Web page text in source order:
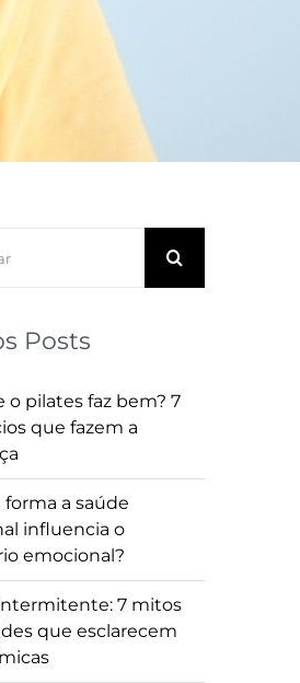
Posts
o pilates faz bem? 7
que fazem a
forma a saúde
influencia o
emocional?
7 mitos
que esclarecem